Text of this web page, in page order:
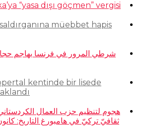
“yasa dışı göçmen” vergisi
müebbet hapis
شرطي المرور في فرنسا يهاجم حجاب
kentinde bir lisede
هجوم لتنظيم حزب العمال